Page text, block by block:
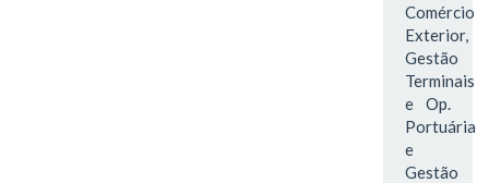
Comércio
Exterior,
Gestão
Terminais
e Op.
Portuária
e
Gestão